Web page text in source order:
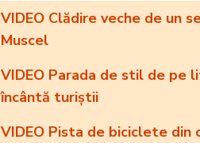
VIDEO Clădire veche de un
Muscel
VIDEO Parada de stil de pe
încântă turiștii
VIDEO Pista de biciclete din